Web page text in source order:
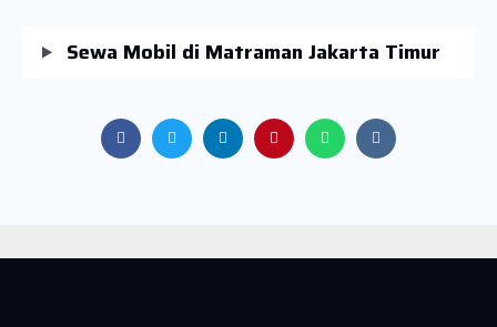
Sewa Mobil di Matraman Jakarta Timur